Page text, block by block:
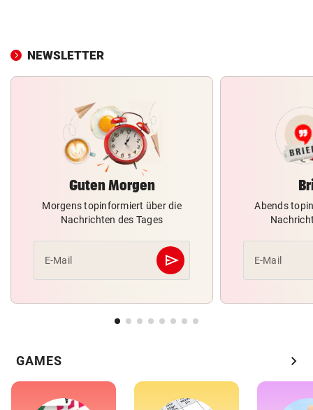
NEWSLETTER
Guten Morgen
Morgens topinformiert über die
Nachrichten des Tages
E-Mail send
Abschicken
Abends
E-Mail
GAMES chevron_right